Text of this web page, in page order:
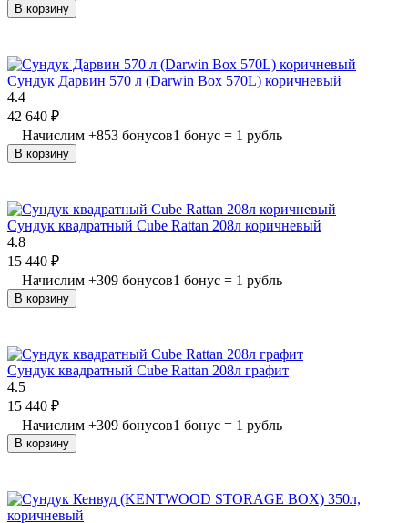
В корзину
Сундук Дарвин 570 л (Darwin Box 570L) коричневый
4.4
42 640 ₽
Начислим +853 бонусов1 бонус = 1 рубль
В корзину
Сундук квадратный Cube Rattan 208л коричневый
4.8
15 440 ₽
Начислим +309 бонусов1 бонус = 1 рубль
В корзину
Сундук квадратный Cube Rattan 208л графит
4.5
15 440 ₽
Начислим +309 бонусов1 бонус = 1 рубль
В корзину